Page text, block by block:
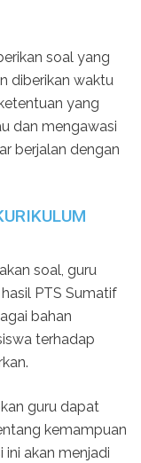
soal yang
diberikan waktu
yang
dan mengawasi
berjalan dengan
soal, guru
PTS Sumatif
bahan
terhadap
guru dapat
kemampuan
ini akan menjadi